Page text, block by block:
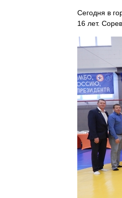
Сегодня в
16 лет.